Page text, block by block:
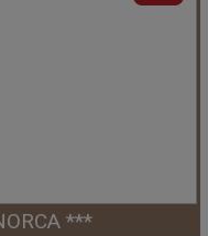
***